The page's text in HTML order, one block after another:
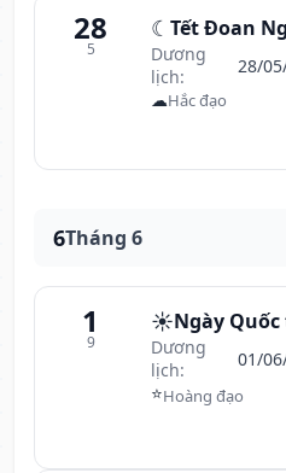
28
5
☾ Tết Đoan
Dương
lịch:
28/
☁Hắc đạo
6Tháng 6
1
9
☀️Ngày
Dương
lịch:
01/
⭐Hoàng đạo